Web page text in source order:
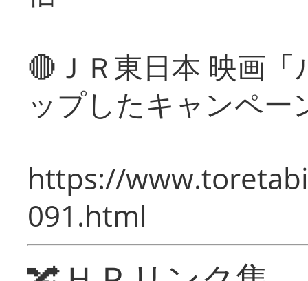
🔴ＪＲ東日本 映画
ップしたキャンペー
https://
091.html